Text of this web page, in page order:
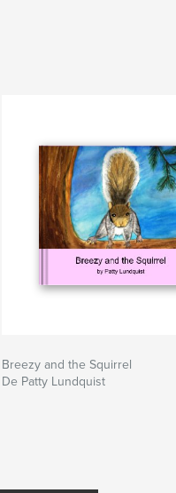
Breezy and the Squirrel
De Patty Lundquist